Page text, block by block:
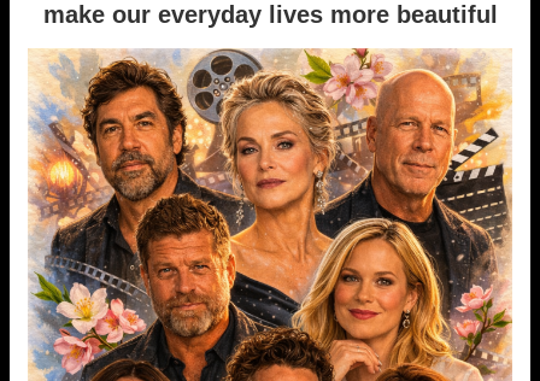
make our everyday lives more beautiful